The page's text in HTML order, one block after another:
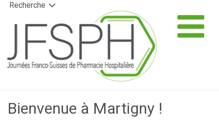
Recherche
Bienvenue à Martigny !
Panneau de gestion des cookies